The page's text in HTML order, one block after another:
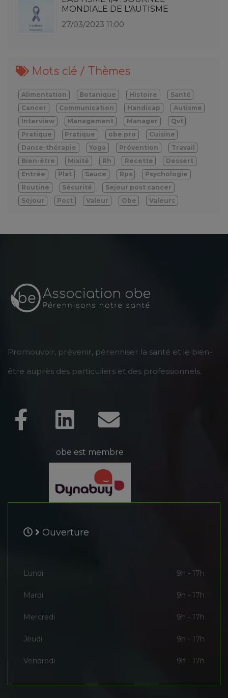
MONDIALE DE L'AUTISME
27/03/2023 11:00
Mots clé / Thèmes
Alimentation Botanique Histoire
Santé
Cancer
Communication Handicap
Autisme
Interview
Management Manager
Qvt
Pratique
Pratique obe pro
Cuisine
Danse-thérapie
Yoga Prévention
Travail
Bien-être
Mixité Rh Recette
Dessert
Entrée
Plat Sauce Rps
Psychologie
Routine
Sécurité
Sejour post cancer
Séjour
Post Valeur Obe Valeurs
Promouvoir, prévenir, pérenniser la santé et le bien-
être auprès des particuliers et des professionnels.
obe est membre
Ouverture
Lundi 9h - 17h
Mardi 9h - 17h
Mercredi 9h - 17h
Jeudi 9h - 17h
Vendredi 9h - 17h